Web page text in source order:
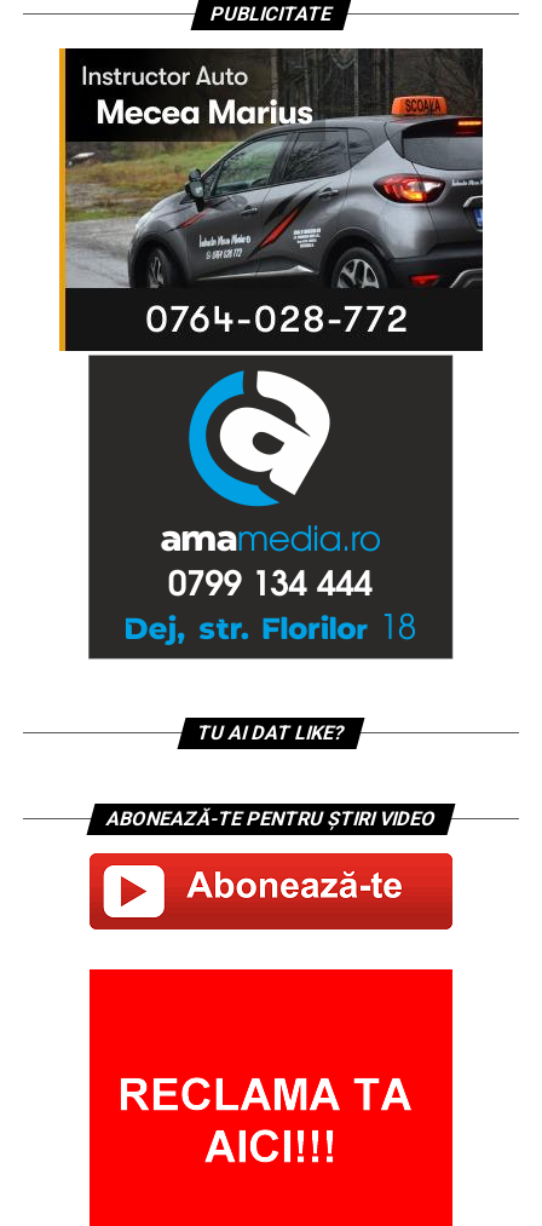
PUBLICITATE
TU AI DAT LIKE?
ABONEAZĂ-TE PENTRU ȘTIRI VIDEO